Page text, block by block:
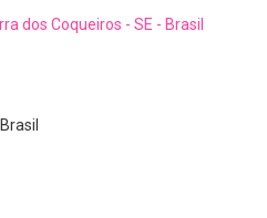
dos Coqueiros - SE - Brasil